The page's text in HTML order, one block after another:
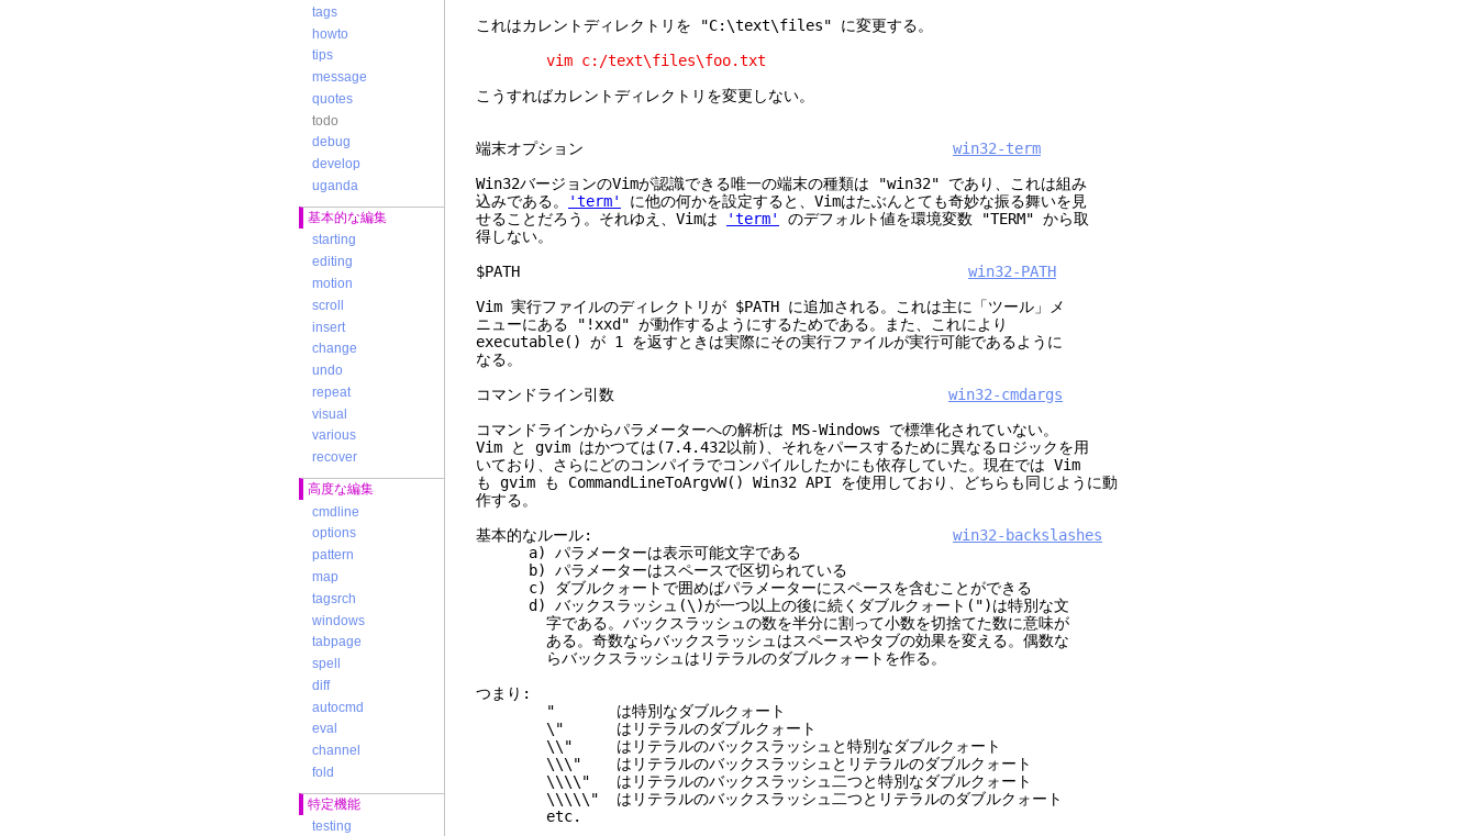
tags
howto
tips
message
quotes
todo
debug
develop
uganda
基本的な編集
starting
editing
motion
scroll
insert
change
undo
repeat
visual
various
recover
高度な編集
cmdline
options
pattern
map
tagsrch
windows
tabpage
spell
diff
autocmd
eval
channel
fold
特定機能
testing
これはカレントディレクトリを "C:\text\files" に変更する。
vim c:/text\files\foo.txt
こうすればカレントディレクトリを変更しない。
端末オプション win32-term
Win32バージョンのVimが認識できる唯一の端末の種類は "win32" であり、これは組み
込みである。
'term'
に他の何かを設定すると、Vimはたぶんとても奇妙な振る舞いを見
せることだろう。それゆえ、Vimは
'term'
のデフォルト値を環境変数 "TERM" から取
得しない。
$PATH win32-PATH
Vim 実行ファイルのディレクトリが $PATH に追加される。これは主に「ツール」メ
ニューにある "!xxd" が動作するようにするためである。また、これにより
executable() が 1 を返すときは実際にその実行ファイルが実行可能であるように
なる。
コマンドライン引数 win32-cmdargs
コマンドラインからパラメーターへの解析は MS-Windows で標準化されていない。
Vim と gvim はかつては(7.4.432以前)、それをパースするために異なるロジックを用
いており、さらにどのコンパイラでコンパイルしたかにも依存していた。現在では Vim
も gvim も CommandLineToArgvW() Win32 API を使用しており、どちらも同じように動
作する。
基本的なルール: win32-backslashes
a) パラメーターは表示可能文字である
b) パラメーターはスペースで区切られている
c) ダブルクォートで囲めばパラメーターにスペースを含むことができる
d) バックスラッシュ(\)が一つ以上の後に続くダブルクォート(")は特別な文
字である。バックスラッシュの数を半分に割って小数を切捨てた数に意味が
ある。奇数ならバックスラッシュはスペースやタブの効果を変える。偶数な
らバックスラッシュはリテラルのダブルクォートを作る。
つまり:
" は特別なダブルクォート
\" はリテラルのダブルクォート
\\" はリテラルのバックスラッシュと特別なダブルクォート
\\\" はリテラルのバックスラッシュとリテラルのダブルクォート
\\\\" はリテラルのバックスラッシュ二つと特別なダブルクォート
\\\\\" はリテラルのバックスラッシュ二つとリテラルのダブルクォート
etc.